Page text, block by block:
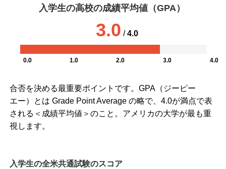
入学生の高校の成績平均値（GPA）
3.0 /4.0
0.0 1.0 2.0 3.0 4.0
合否を決める最重要ポイントです。GPA（ジーピー
エー）とは Grade Point Average の略で、4.0が満点で表
される＜成績平均値＞のこと。アメリカの大学が最も重
視します。
入学生の全米共通試験のスコア